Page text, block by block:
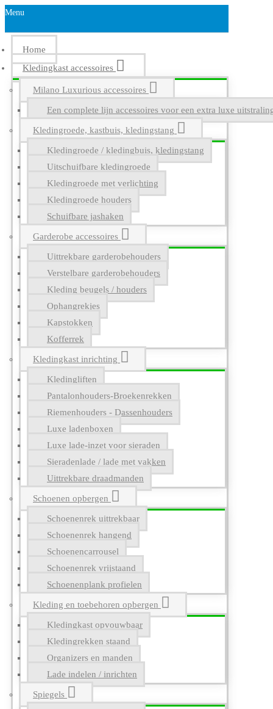
Menu
Home
Kledingkast accessoires
Milano Luxurious accessoires
Een complete lijn accessoires voor een extra luxe
Kledingroede, kastbuis, kledingstang
Kledingroede / kledingbuis, kledingstang
Uitschuifbare kledingroede
Kledingroede met verlichting
Kledingroede houders
Schuifbare jashaken
Garderobe accessoires
Uittrekbare garderobehouders
Verstelbare garderobehouders
Kleding beugels / houders
Ophangrekjes
Kapstokken
Kofferrek
Kledingkast inrichting
Kledingliften
Pantalonhouders-Broekenrekken
Riemenhouders - Dassenhouders
Luxe ladenboxen
Luxe lade-inzet voor sieraden
Sieradenlade / lade met vakken
Uittrekbare draadmanden
Schoenen opbergen
Schoenenrek uittrekbaar
Schoenenrek hangend
Schoenencarrousel
Schoenenrek vrijstaand
Schoenenplank profielen
Kleding en toebehoren opbergen
Kledingkast opvouwbaar
Kledingrekken staand
Organizers en manden
Lade indelen / inrichten
Spiegels